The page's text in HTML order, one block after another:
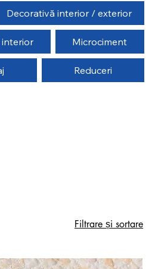
Decorativă interior / exterior
Microciment
Reduceri
Filtrare și sortare